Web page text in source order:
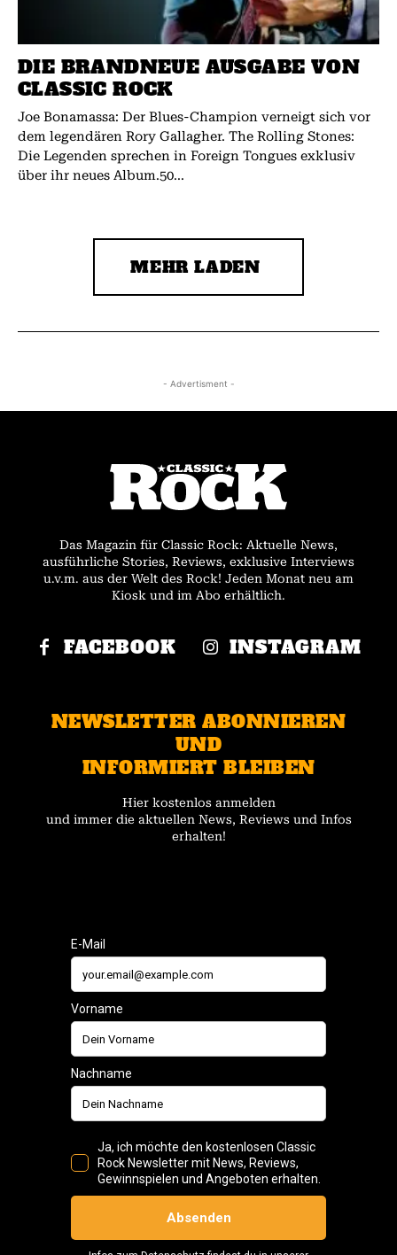
DIE BRANDNEUE AUSGABE VON
CLASSIC ROCK
Joe Bonamassa: Der Blues-Champion verneigt sich vor
dem legendären Rory Gallagher. The Rolling Stones:
Die Legenden sprechen in Foreign Tongues exklusiv
über ihr neues Album.50...
MEHR LADEN
- Advertisment -
Das Magazin für Classic Rock: Aktuelle News,
ausführliche Stories, Reviews, exklusive Interviews
u.v.m. aus der Welt des Rock! Jeden Monat neu am
Kiosk und im Abo erhältlich.
FACEBOOK INSTAGRAM
NEWSLETTER ABONNIEREN
UND
INFORMIERT BLEIBEN
Hier kostenlos anmelden
und immer die aktuellen News, Reviews und Infos
erhalten!